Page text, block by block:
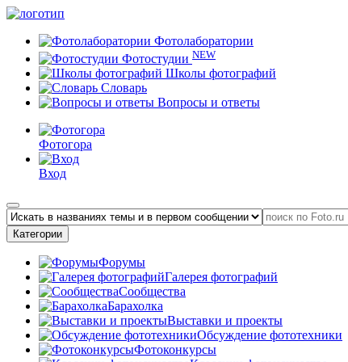
Фотолаборатории
Фотостудии NEW
Школы фотографий
Словарь
Вопросы и ответы
Фотогора
Вход
Категории
Форумы
Галерея фотографий
Сообщества
Барахолка
Выставки и проекты
Обсуждение фототехники
Фотоконкурсы